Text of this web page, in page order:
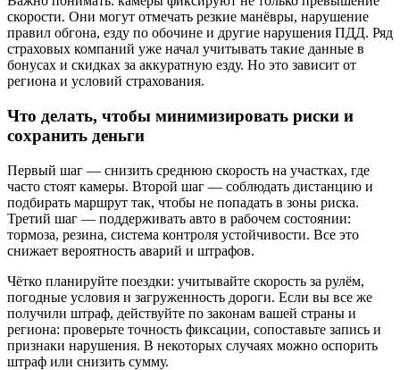
скорости. Они могут отмечать резкие манёвры, нарушение
правил обгона, езду по обочине и другие нарушения ПДД. Ряд
страховых компаний уже начал учитывать такие данные в
бонусах и скидках за аккуратную езду. Но это зависит от
региона и условий страхования.
Что делать, чтобы минимизировать риски и
сохранить деньги
Первый шаг — снизить среднюю скорость на участках, где
часто стоят камеры. Второй шаг — соблюдать дистанцию и
подбирать маршрут так, чтобы не попадать в зоны риска.
Третий шаг — поддерживать авто в рабочем состоянии:
тормоза, резина, система контроля устойчивости. Все это
снижает вероятность аварий и штрафов.
Чётко планируйте поездки: учитывайте скорость за рулём,
погодные условия и загруженность дороги. Если вы все же
получили штраф, действуйте по законам вашей страны и
региона: проверьте точность фиксации, сопоставьте запись и
признаки нарушения. В некоторых случаях можно оспорить
штраф или снизить сумму.